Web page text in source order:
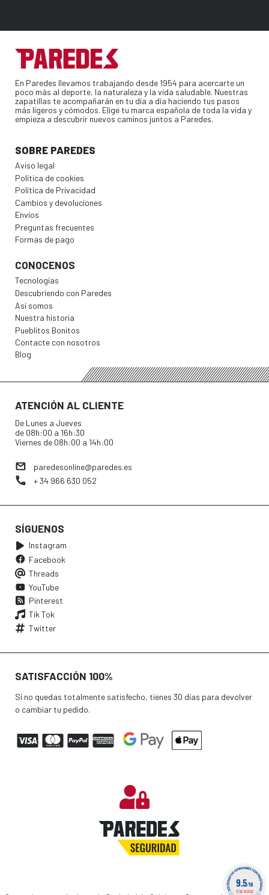
En Paredes llevamos trabajando desde 1954 para acercarte un
poco más al deporte, la naturaleza y la vida saludable. Nuestras
zapatillas te acompañarán en tu día a día haciendo tus pasos
más ligeros y cómodos. Elige tu marca española de toda la vida y
empieza a descubrir nuevos caminos juntos a Paredes.
SOBRE PAREDES
Aviso legal
Política de cookies
Política de Privacidad
Cambios y devoluciones
Envíos
Preguntas frecuentes
Formas de pago
CONOCENOS
Tecnologías
Descubriendo con Paredes
Así somos
Nuestra historia
Pueblitos Bonitos
Contacte con nosotros
Blog
ATENCIÓN AL CLIENTE
De Lunes a Jueves
de 08h:00 a 16h:30
Viernes de 08h:00 a 14h:00
paredesonline@paredes.es
+ 34 966 630 052
SÍGUENOS
Instagram
Facebook
Threads
YouTube
Pinterest
Tik Tok
Twitter
SATISFACCIÓN 100%
Si no quedas totalmente satisfecho, tienes 30 días para devolver
o cambiar tu pedido.
9.5/10
1736 NOTAS